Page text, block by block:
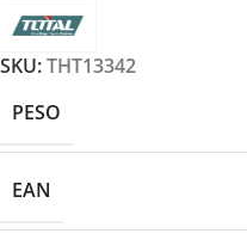
SKU:THT13342
PESO
EAN